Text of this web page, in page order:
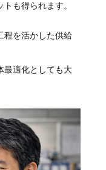
も得られます。
程を活かした供給
最適化としても大